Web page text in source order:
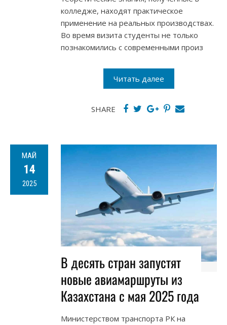
колледже, находят практическое
применение на реальных производствах.
Во время визита студенты не только
познакомились с современными произ
Читать далее
SHARE
МАЙ
14
2025
В десять стран запустят
новые авиамаршруты из
Казахстана с мая 2025 года
Министерством транспорта РК на